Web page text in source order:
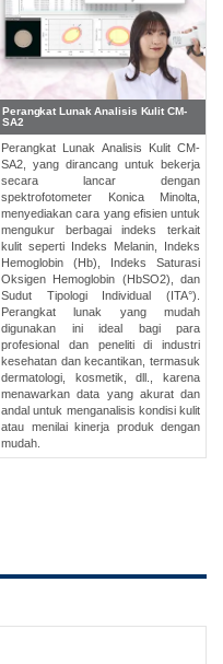
Perangkat Lunak Analisis Kulit CM-
SA2
Perangkat Lunak Analisis Kulit CM-
SA2, yang dirancang untuk bekerja
secara lancar dengan
spektrofotometer Konica Minolta,
menyediakan cara yang efisien untuk
mengukur berbagai indeks terkait
kulit seperti Indeks Melanin, Indeks
Hemoglobin (Hb), Indeks Saturasi
Oksigen Hemoglobin (HbSO2), dan
Sudut Tipologi Individual (ITA°).
Perangkat lunak yang mudah
digunakan ini ideal bagi para
profesional dan peneliti di industri
kesehatan dan kecantikan, termasuk
dermatologi, kosmetik, dll., karena
menawarkan data yang akurat dan
andal untuk menganalisis kondisi kulit
atau menilai kinerja produk dengan
mudah.